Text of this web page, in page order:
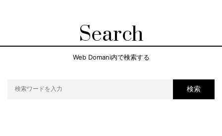
Search
Web Domani内で検索する
検索